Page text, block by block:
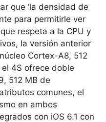
que ‘la densidad de
para permitirle ver
respeta a la CPU y
la versión anterior
Cortex-A8, 512
4S ofrece doble
512 MB de
comunes, el
en ambos
con iOS 6.1 con